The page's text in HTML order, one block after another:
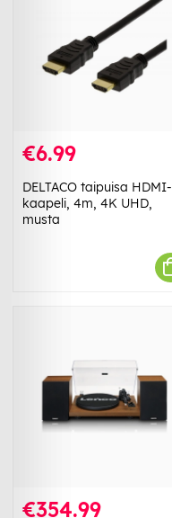
€6.99
DELTACO taipuisa HDMI-
kaapeli, 4m, 4K UHD,
musta
€354.99